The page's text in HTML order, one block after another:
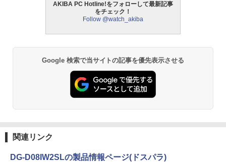
AKIBA PC Hotline!をフォローして最新記事
をチェック！
Follow @watch_akiba
Google 検索で当サイトの記事を優先表示させる
関連リンク
DG-D08IW2SLの製品情報ページ(ドスパラ)